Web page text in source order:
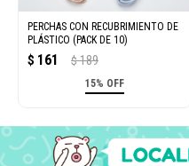
PERCHAS CON RECUBRIMIENTO DE
PLÁSTICO (PACK DE 10)
$ 161 $ 189
15% OFF